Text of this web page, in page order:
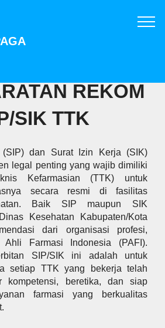
REKOM
SIK TTK
dan Surat Izin Kerja (SIK)
legal penting yang wajib dimiliki
Kefarmasian (TTK) untuk
secara resmi di fasilitas
Baik SIP maupun SIK
Kesehatan Kabupaten/Kota
dari organisasi profesi,
Ahli Farmasi Indonesia (PAFI).
SIP/SIK ini adalah untuk
setiap TTK yang bekerja telah
kompetensi, beretika, dan siap
farmasi yang berkualitas